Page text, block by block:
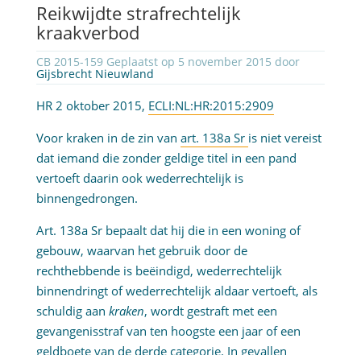
Reikwijdte strafrechtelijk
kraakverbod
CB 2015-159 Geplaatst op 5 november 2015 door
Gijsbrecht Nieuwland
HR 2 oktober 2015, ECLI:NL:HR:2015:2909
Voor kraken in de zin van art. 138a Sr is niet vereist
dat iemand die zonder geldige titel in een pand
vertoeft daarin ook wederrechtelijk is
binnengedrongen.
Art. 138a Sr bepaalt dat hij die in een woning of
gebouw, waarvan het gebruik door de
rechthebbende is beëindigd, wederrechtelijk
binnendringt of wederrechtelijk aldaar vertoeft, als
schuldig aan kraken, wordt gestraft met een
gevangenisstraf van ten hoogste een jaar of een
geldboete van de derde categorie. In gevallen